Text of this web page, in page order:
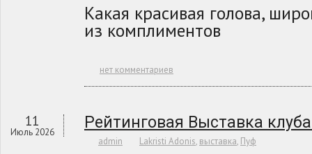
Какая красивая голова,
из комплиментов
нет комментариев
11
Июль 2026
Рейтинговая Выставка
admin Lakristi Adonis, выставка, Пуф